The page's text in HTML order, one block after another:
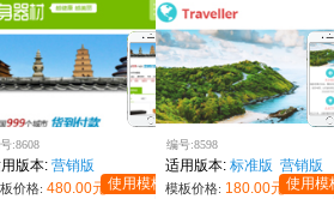
:8608
版本: 营销版
价格: 480.00元 使用模板
编号:8598
适用版本:标准版 营销版
模板价格: 180.00元 使用模